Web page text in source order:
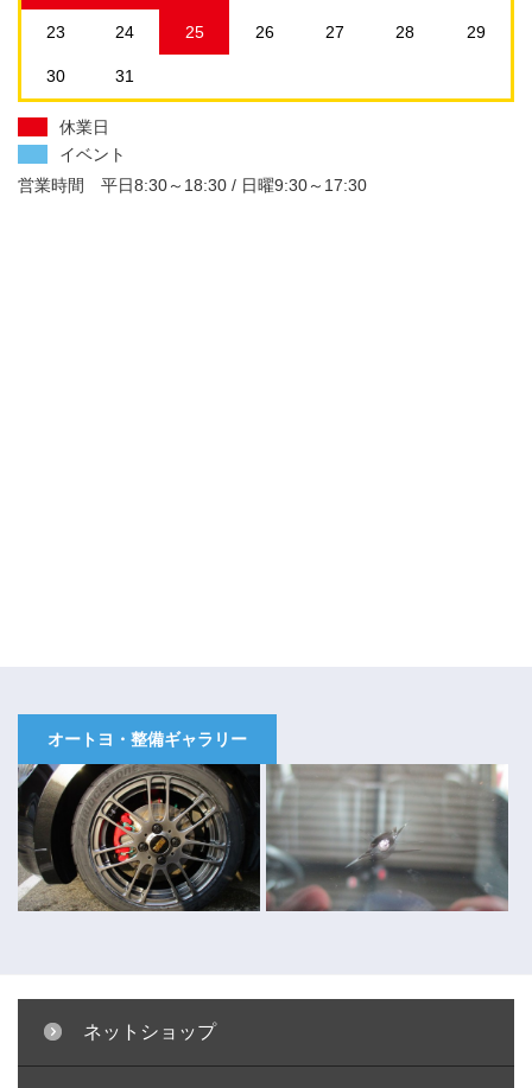
23 24 25 26 27 28 29
30 31
休業日
イベント
オートヨ・整備ギャラリー
キャリパー塗装 ～コペン～
ネットショップ